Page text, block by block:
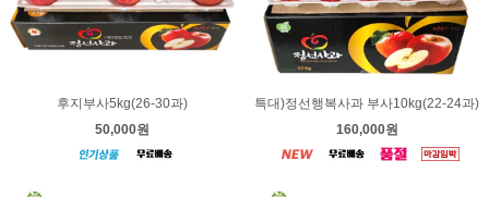
후지부사5kg(26-30과)
50,000원
특대)정선행복사과 부사10kg(22-24과)
160,000원